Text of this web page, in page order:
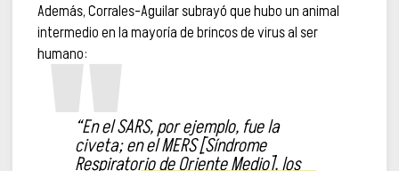
Además, Corrales-Aguilar subrayó que hubo un animal
intermedio en la mayoría de brincos de virus al ser
humano:
“En el SARS, por ejemplo, fue la
civeta; en el MERS [Síndrome
Respiratorio de Oriente Medio], los